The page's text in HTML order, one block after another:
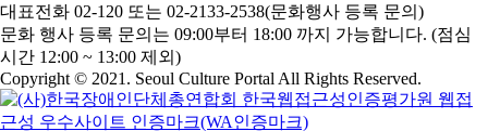
대표전화 02-120 또는 02-2133-2538(문화행사 등록 문의)
문화 행사 등록 문의는 09:00부터 18:00 까지 가능합니다. (점심
시간 12:00 ~ 13:00 제외)
Copyright © 2021. Seoul Culture Portal All Rights Reserved.